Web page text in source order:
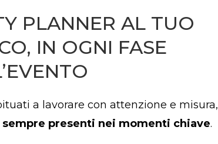
PLANNER AL TUO
IN OGNI FASE
a lavorare con attenzione e misura,
sempre presenti nei momenti chiave.